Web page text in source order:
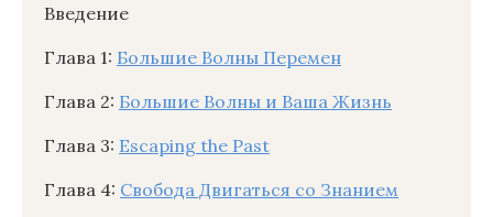
Введение
Глава 1: Большие Волны Перемен
Глава 2: Большие Волны и Ваша Жизнь
Глава 3: Escaping the Past
Глава 4: Свобода Двигаться со Знанием